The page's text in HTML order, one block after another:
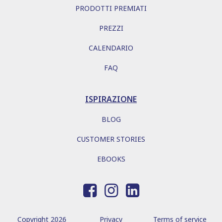
PRODOTTI PREMIATI
PREZZI
CALENDARIO
FAQ
ISPIRAZIONE
BLOG
CUSTOMER STORIES
EBOOKS
Copyright 2026
Privacy Terms of service